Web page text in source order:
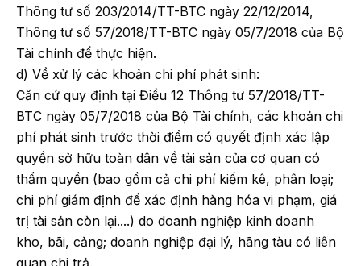
Thông tư số 203/2014/TT-BTC ngày 22/12/2014,
Thông tư số 57/2018/TT-BTC ngày 05/7/2018 của Bộ
Tài chính để thực hiện.
d) Về xử lý các khoản chi phí phát sinh:
Căn cứ quy định tại Điều 12 Thông tư 57/2018/TT-
BTC ngày 05/7/2018 của Bộ Tài chính, các khoản chi
phí phát sinh trước thời điểm có quyết định xác lập
quyền sở hữu toàn dân về tài sản của cơ quan có
thẩm quyền (bao gồm cả chi phí kiểm kê, phân loại;
chi phí giám định để xác định hàng hóa vi phạm, giá
trị tài sản còn lại....) do doanh nghiệp kinh doanh
kho, bãi, cảng; doanh nghiệp đại lý, hãng tàu có liên